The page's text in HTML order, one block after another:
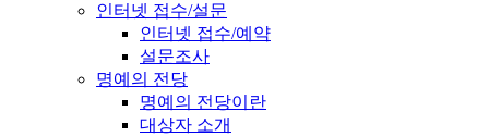
인터넷 접수/설문
인터넷 접수/예약
설문조사
명예의 전당
명예의 전당이란
대상자 소개